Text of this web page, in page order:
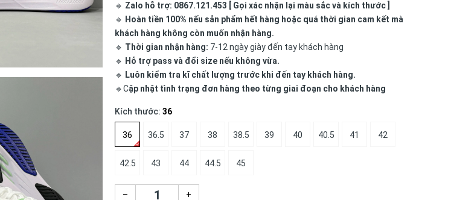
🔹 Zalo hỗ trợ: 0867.121.453 [ Gọi xác nhận lại màu sắc và kích thước ]
🔹 Hoàn tiền 100% nếu sản phẩm hết hàng hoặc quá thời gian cam kết mà
khách hàng không còn muốn nhận hàng.
🔹 Thời gian nhận hàng: 7-12 ngày giày đến tay khách hàng
🔹 Hỗ trợ pass và đổi size nếu không vừa.
🔹 Luôn kiểm tra kĩ chất lượng trước khi đến tay khách hàng.
🔹Cập nhật tình trạng đơn hàng theo từng giai đoạn cho khách hàng
Kích thước: 36
36 36.5 37 38 38.5 39 40 40.5 41 42
42.5 43 44 44.5 45
– +